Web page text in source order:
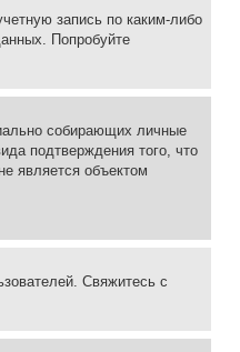
запись по каким-либо
Попробуйте
собирающих личные
подтверждения того, что
является объектом
Свяжитесь с